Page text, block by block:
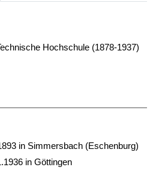
Hochschule (1878-1937)
in Simmersbach (Eschenburg)
in Göttingen